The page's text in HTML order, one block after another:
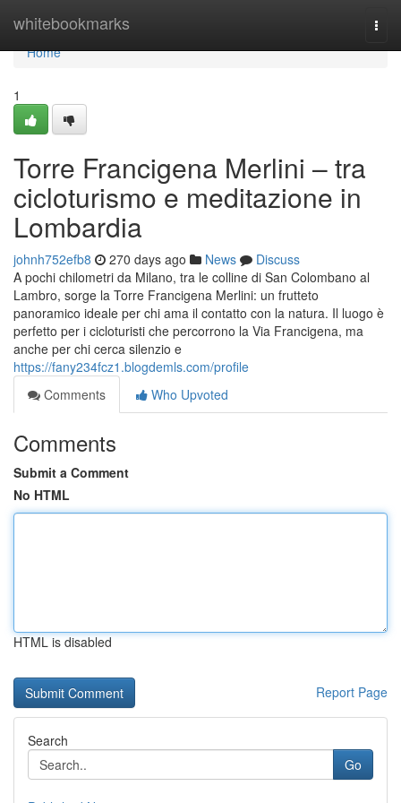
whitebookmarks
Home
Home
1
Torre Francigena Merlini – tra
cicloturismo e meditazione in
Lombardia
johnh752efb8 270 days ago News
Discuss
A pochi chilometri da Milano, tra le colline di San Colombano al
Lambro, sorge la Torre Francigena Merlini: un frutteto
panoramico ideale per chi ama il contatto con la natura. Il luogo è
perfetto per i cicloturisti che percorrono la Via Francigena, ma
anche per chi cerca silenzio e
https://fany234fcz1.blogdemls.com/profile
Comments
Who Upvoted
Comments
Submit a Comment
No HTML
HTML is disabled
Report Page
Search
Go